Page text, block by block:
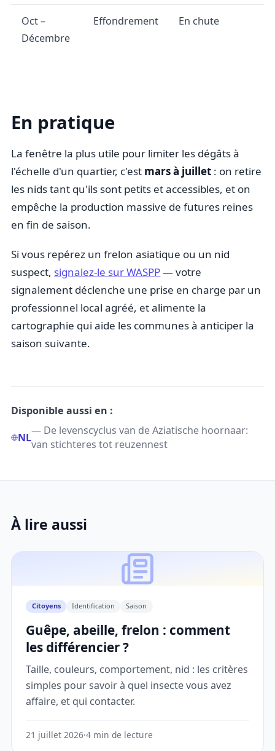
Oct –
Décembre
Effondrement En chute
En pratique
La fenêtre la plus utile pour limiter les dégâts à
l'échelle d'un quartier, c'est mars à juillet : on retire
les nids tant qu'ils sont petits et accessibles, et on
empêche la production massive de futures reines
en fin de saison.
Si vous repérez un frelon asiatique ou un nid
suspect, signalez-le sur WASPP— votre
signalement déclenche une prise en charge par un
professionnel local agréé, et alimente la
cartographie qui aide les communes à anticiper la
saison suivante.
Disponible aussi en :
NL
— De levenscyclus van de Aziatische hoornaar:
van stichteres tot reuzennest
À lire aussi
Citoyens Identification Saison
Guêpe, abeille, frelon : comment
les différencier ?
Taille, couleurs, comportement, nid : les critères
simples pour savoir à quel insecte vous avez
affaire, et qui contacter.
21 juillet 2026·4 min de lecture